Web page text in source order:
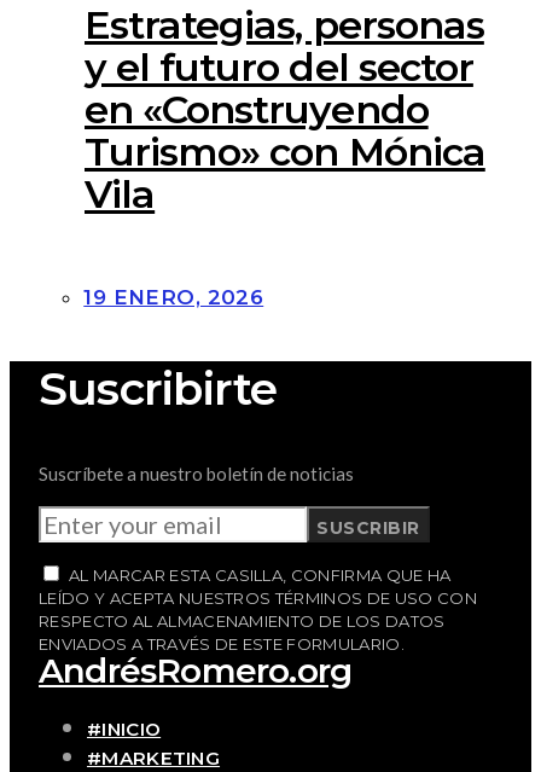
Estrategias, personas
y el futuro del sector
en «Construyendo
Turismo» con Mónica
Vila
19 ENERO, 2026
Suscribirte
Suscríbete a nuestro boletín de noticias
SUSCRIBIR
AL MARCAR ESTA CASILLA, CONFIRMA QUE HA
LEÍDO Y ACEPTA NUESTROS TÉRMINOS DE USO CON
RESPECTO AL ALMACENAMIENTO DE LOS DATOS
ENVIADOS A TRAVÉS DE ESTE FORMULARIO.
AndrésRomero.org
#INICIO
#MARKETING